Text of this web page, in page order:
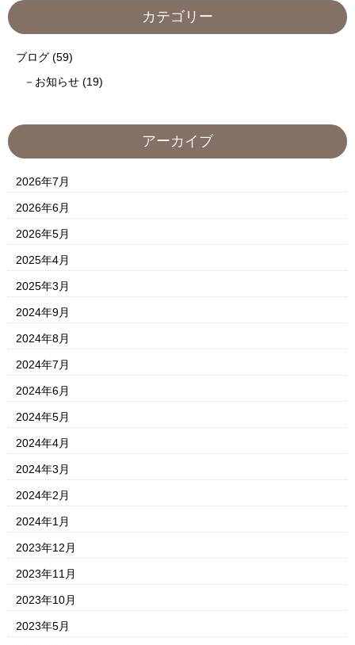
カテゴリー
ブログ (59)
お知らせ (19)
アーカイブ
2026年7月
2026年6月
2026年5月
2025年4月
2025年3月
2024年9月
2024年8月
2024年7月
2024年6月
2024年5月
2024年4月
2024年3月
2024年2月
2024年1月
2023年12月
2023年11月
2023年10月
2023年5月